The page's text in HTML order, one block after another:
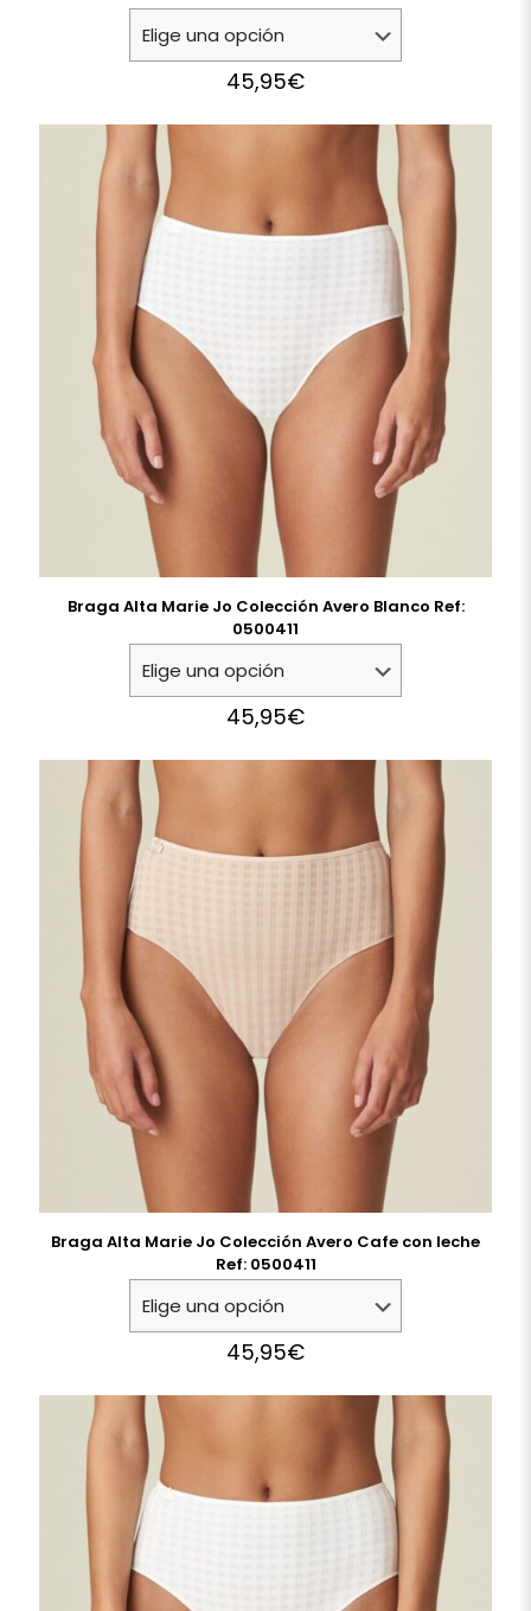
45,95€
Braga Alta Marie Jo Colección Avero Blanco Ref:
0500411
45,95€
Braga Alta Marie Jo Colección Avero Cafe con leche
Ref: 0500411
45,95€